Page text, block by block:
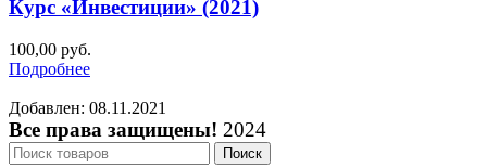
Курс «Инвестиции» (2021)
100,00 руб.
Подробнее
Добавлен: 08.11.2021
Все права защищены! 2024
Поиск